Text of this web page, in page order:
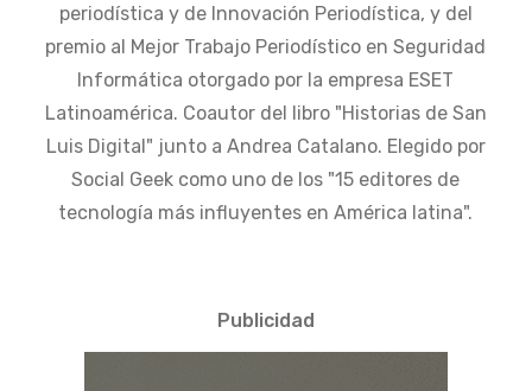
periodística y de Innovación Periodística, y del
premio al Mejor Trabajo Periodístico en Seguridad
Informática otorgado por la empresa ESET
Latinoamérica. Coautor del libro "Historias de San
Luis Digital" junto a Andrea Catalano. Elegido por
Social Geek como uno de los "15 editores de
tecnología más influyentes en América latina".
Publicidad